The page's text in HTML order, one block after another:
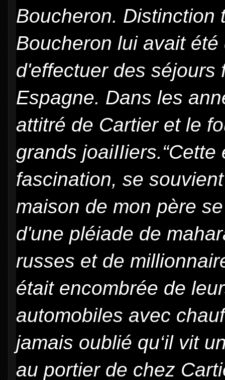
Boucheron. Distinction
Boucheron lui avait
d'effectuer des séjours
Espagne. Dans les
attitré de Cartier et le
grands
fascination, se
maison de mon père
d'une pléiade de
russes et de
était encombrée de
automobiles avec
jamais oublié qu‘il vit
au portier de chez